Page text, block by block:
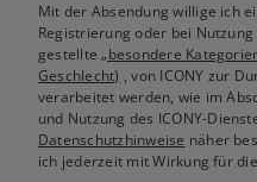
Mit der Absendung willige ich
Registrierung oder bei
gestellte„besondere
Geschlecht) , von ICONY zur
verarbeitet werden, wie im
und Nutzung des ICONY-
Datenschutzhinweise näher
ich jederzeit mit Wirkung für